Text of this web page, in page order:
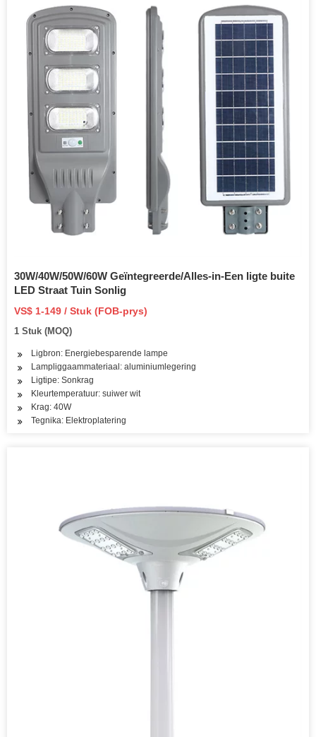
30W/40W/50W/60W Geïntegreerde/Alles-in-Een ligte buite
LED Straat Tuin Sonlig
VS$ 1-149 / Stuk (FOB-prys)
1 Stuk (MOQ)
Ligbron: Energiebesparende lampe
Lampliggaammateriaal: aluminiumlegering
Ligtipe: Sonkrag
Kleurtemperatuur: suiwer wit
Krag: 40W
Tegnika: Elektroplatering